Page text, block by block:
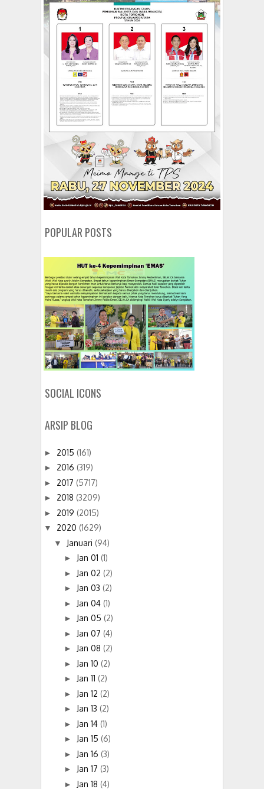
POPULAR POSTS
SOCIAL ICONS
ARSIP BLOG
► 2015 (161)
► 2016 (319)
► 2017 (5717)
► 2018 (3209)
► 2019 (2015)
▼ 2020 (1629)
▼ Januari (94)
► Jan 01 (1)
► Jan 02 (2)
► Jan 03 (2)
► Jan 04 (1)
► Jan 05 (2)
► Jan 07 (4)
► Jan 08 (2)
► Jan 10 (2)
► Jan 11 (2)
► Jan 12 (2)
► Jan 13 (2)
► Jan 14 (1)
► Jan 15 (6)
► Jan 16 (3)
► Jan 17 (3)
► Jan 18 (4)